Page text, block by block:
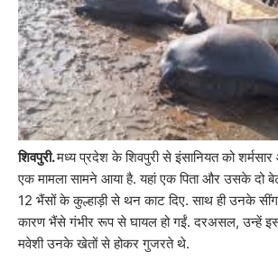
शिवपुरी.मध्य प्रदेश के शिवपुरी से इंसानियत को
एक मामला सामने आया है. यहां एक पिता और उसके दो
12 भैंसों के कुल्हाड़ी से थन काट दिए. साथ ही उनके
कारण भैंसे गंभीर रूप से घायल हो गईं. दरअसल, उन्हें इस
मवेशी उनके खेतों से होकर गुजरते थे.